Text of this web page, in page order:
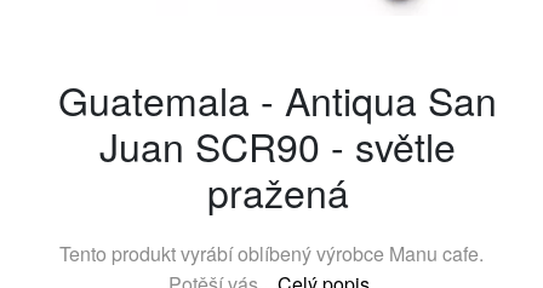
Guatemala - Antiqua San
Juan SCR90 - světle
pražená
Tento produkt vyrábí oblíbený výrobce Manu cafe.